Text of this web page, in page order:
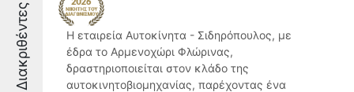
Διακριθέντες
Η εταιρεία Αυτοκίνητα - Σιδηρόπουλος, με
έδρα το Αρμενοχώρι Φλώρινας,
δραστηριοποιείται στον κλάδο της
αυτοκινητοβιομηχανίας, παρέχοντας ένα